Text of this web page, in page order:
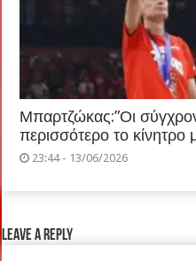
Μπαρτζώκας:”Οι
περισσότερο το κίνητρο
23:44 - 13/06/2026
Leave a Reply